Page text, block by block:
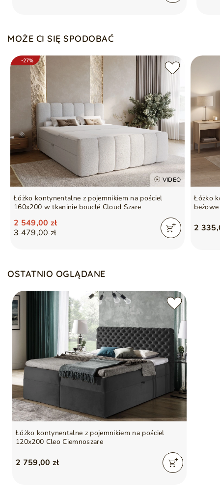
Podmiot odpowiedzialny
UE
Gwarancja producenta na 2 lata
Symbol5905242900871
CLEO
MOŻE CI SIĘ SPODOBAĆ
-27%
VIDEO
Łóżko kontynentalne z pojemnikiem na pościel
160x200 w tkaninie bouclé Cloud Szare
3 479,00 zł
2 549,00 zł
Łóżko
beżowe
2
OSTATNIO OGLĄDANE
Łóżko kontynentalne z pojemnikiem na pościel
120x200 Cleo Ciemnoszare
2 759,00 zł